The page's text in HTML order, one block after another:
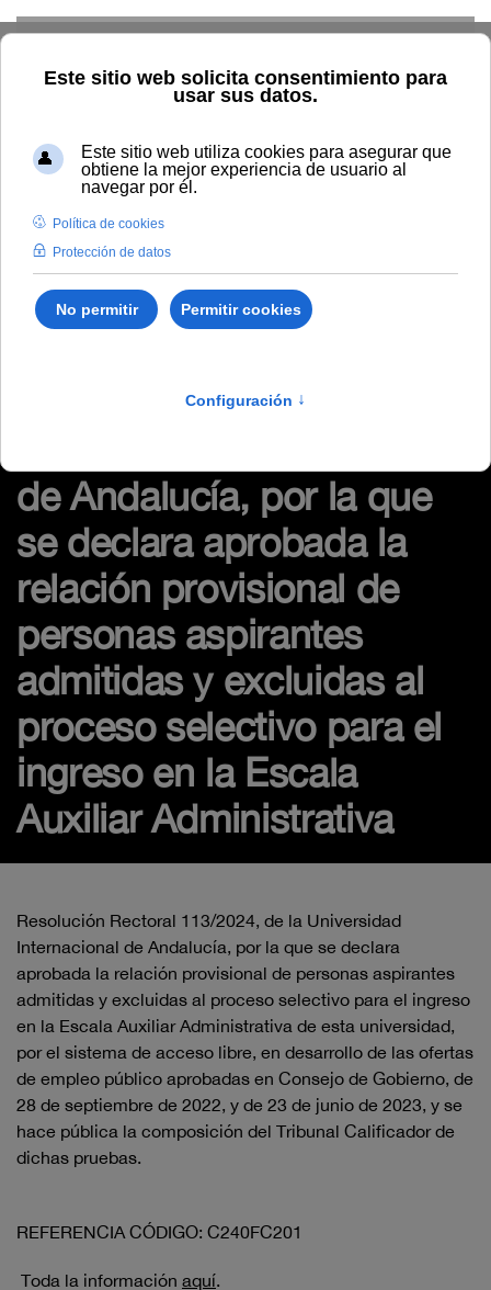
Inicio Tablón de anuncios de RRHH
Resolución Rectoral
113/2024, de la Universidad Internacional de Andalucía, por la
aspirantes admitidas y excluidas al proceso selectivo para el
ingreso en la Escala Auxiliar Administrativa
113/2024, de la
de Andalucía, por la que
se declara aprobada la
relación provisional de
personas aspirantes
admitidas y excluidas al
proceso selectivo para el
ingreso en la Escala
Auxiliar Administrativa
Resolución Rectoral 113/2024, de la Universidad
Internacional de Andalucía, por la que se declara
aprobada la relación provisional de personas aspirantes
admitidas y excluidas al proceso selectivo para el ingreso
en la Escala Auxiliar Administrativa de esta universidad,
por el sistema de acceso libre, en desarrollo de las ofertas
de empleo público aprobadas en Consejo de Gobierno, de
28 de septiembre de 2022, y de 23 de junio de 2023, y se
hace pública la composición del Tribunal Calificador de
dichas pruebas.
REFERENCIA CÓDIGO: C240FC201
Toda la información aquí.